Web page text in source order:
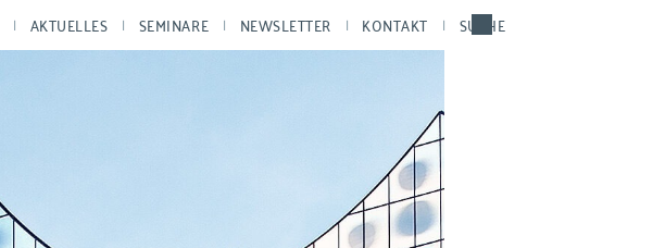
AKTUELLES SEMINARE NEWSLETTER KONTAKT SUCHE